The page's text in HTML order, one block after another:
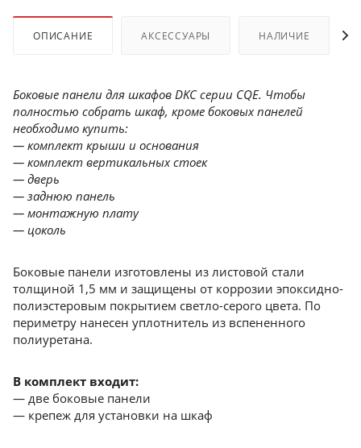
ОПИСАНИЕ АКСЕССУАРЫ НАЛИЧИЕ
Боковые панели для шкафов DKC серии CQE. Чтобы
полностью собрать шкаф, кроме боковых панелей
необходимо купить:
— комплект крыши и основания
— комплект вертикальных стоек
— дверь
— заднюю панель
— монтажную плату
— цоколь
Боковые панели изготовлены из листовой стали
толщиной 1,5 мм и защищены от коррозии эпоксидно-
полиэстеровым покрытием светло-серого цвета. По
периметру нанесен уплотнитель из вспененного
полиуретана.
В комплект входит:
— две боковые панели
— крепеж для установки на шкаф